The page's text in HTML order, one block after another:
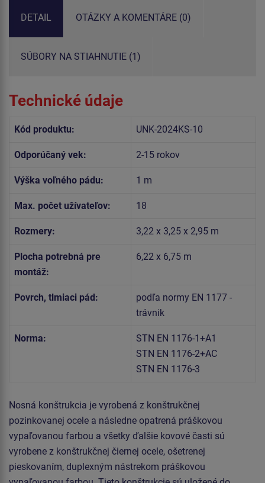
DETAIL OTÁZKY A KOMENTÁRE (0)
SÚBORY NA STIAHNUTIE (1)
Technické údaje
Kód produktu: UNK-2024KS-10
Odporúčaný vek: 2-15 rokov
Výška voľného pádu: 1 m
Max. počet užívateľov: 18
Rozmery: 3,22 x 3,25 x 2,95 m
Plocha potrebná pre
montáž:
6,22 x 6,75 m
Povrch, tlmiaci pád:
podľa normy EN 1177 -
trávnik
Norma:
STN EN 1176-1+A1
STN EN 1176-2+AC
STN EN 1176-3
Nosná konštrukcia je vyrobená z konštrukčnej
pozinkovanej ocele a následne opatrená práškovou
vypaľovanou farbou a všetky ďalšie kovové časti sú
vyrobene z konštrukčnej čiernej ocele, ošetrenej
pieskovaním, duplexným nástrekom práškovou